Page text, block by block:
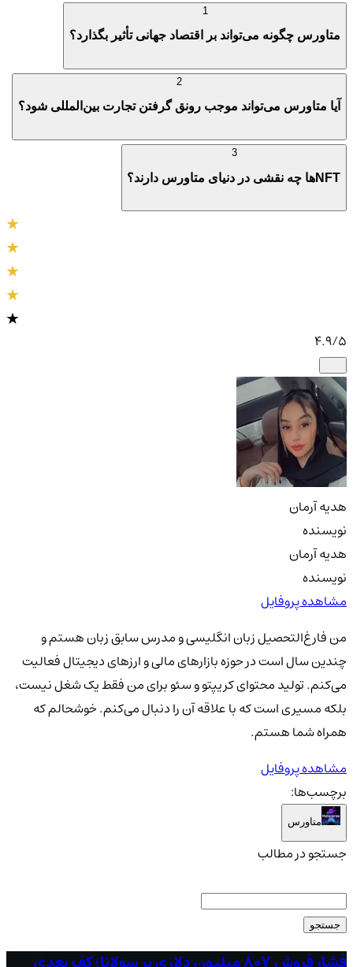
متاورس چگونه می‌تواند بر اقتصاد جهانی تأثیر بگذارد؟
آیا متاورس می‌تواند موجب رونق گرفتن تجارت بین‌المللی شود؟
NFTها چه نقشی در دنیای متاورس دارند؟
4.9/5
هدیه آرمان
نویسنده
هدیه آرمان
نویسنده
مشاهده پروفایل
من فارغ‌التحصیل زبان انگلیسی و مدرس سابق زبان هستم و
چندین سال است در حوزه بازارهای مالی و ارزهای دیجیتال فعالیت
می‌کنم. تولید محتوای کریپتو و سئو برای من فقط یک شغل نیست،
بلکه مسیری است که با علاقه آن را دنبال می‌کنم. خوشحالم که
همراه شما هستم.
مشاهده پروفایل
برچسب‌ها:
متاورس
جستجو در مطالب
جستجو